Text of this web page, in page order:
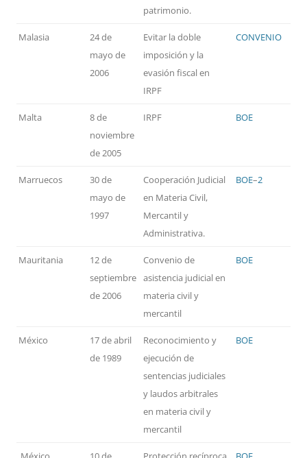
patrimonio.
Malasia
24 de
mayo de
2006
Evitar la doble
imposición y la
evasión fiscal en
IRPF
CONVENIO
Malta
8 de
noviembre
de 2005
IRPF BOE
Marruecos
30 de
mayo de
1997
Cooperación Judicial
en Materia Civil,
Mercantil y
Administrativa.
BOE–2
Mauritania
12 de
septiembre
de 2006
Convenio de
asistencia judicial en
materia civil y
mercantil
BOE
México
17 de abril
de 1989
Reconocimiento y
ejecución de
sentencias judiciales
y laudos arbitrales
en materia civil y
mercantil
BOE